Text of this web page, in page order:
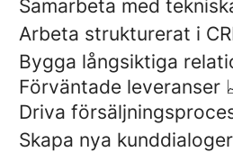
Samarbeta med
Arbeta strukturerat i
Bygga långsiktiga
Förväntade leveranser
Driva
Skapa nya